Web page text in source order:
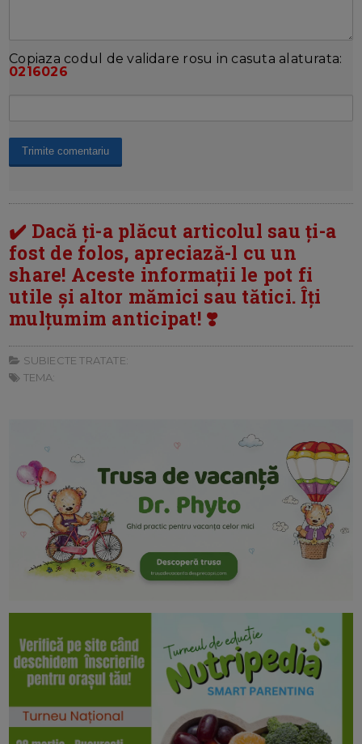
Copiaza codul de validare rosu in casuta alaturata:
0216026
✔️ Dacă ți-a plăcut articolul sau ți-a
fost de folos, apreciază-l cu un
share! Aceste informații le pot fi
utile și altor mămici sau tătici. Îți
mulțumim anticipat! ❣️
SUBIECTE TRATATE:
TEMA: